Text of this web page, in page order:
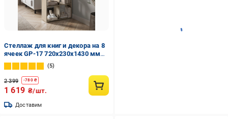
Стеллаж для книг и декора на 8
ячеек GP-17 720х230х1430 мм
Дуб Сонома
5
2 399 -780₴
1 619 ₴/шт.
Доставим